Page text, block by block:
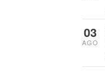
03
AGO